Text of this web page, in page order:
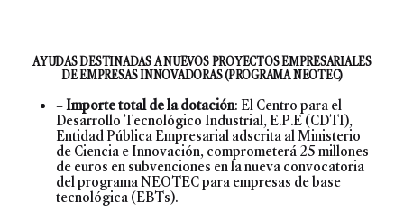
AYUDAS DESTINADAS A NUEVOS PROYECTOS EMPRESARIALES
DE EMPRESAS INNOVADORAS (PROGRAMA NEOTEC)
– Importe total de la dotación: El Centro para el
Desarrollo Tecnológico Industrial, E.P.E (CDTI),
Entidad Pública Empresarial adscrita al Ministerio
de Ciencia e Innovación, comprometerá 25 millones
de euros en subvenciones en la nueva convocatoria
del programa NEOTEC para empresas de base
tecnológica (EBTs).